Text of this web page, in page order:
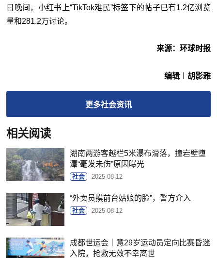
日晚间，小红书上“TikTok难民”标签下的帖子已有1.2亿浏览
量和281.2万讨论。
来源：环球时报
编辑︱胡影雅
更多社会资讯
相关阅读
湖南两游客越栏5米瀑布滑落，撞岩壁堕
潭“毫发未伤”原因曝光
社会 2025-08-12
“外卖员摸前台姑娘的脸”，警方介入
社会 2025-08-12
成都世运会｜意29岁运动员定向比赛昏迷
入院，抢救无效不幸离世